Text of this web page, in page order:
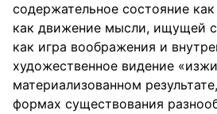
содержательное состояние
как движение мысли, ищущей
как игра воображения и
художественное видение
материализованном
формах существования